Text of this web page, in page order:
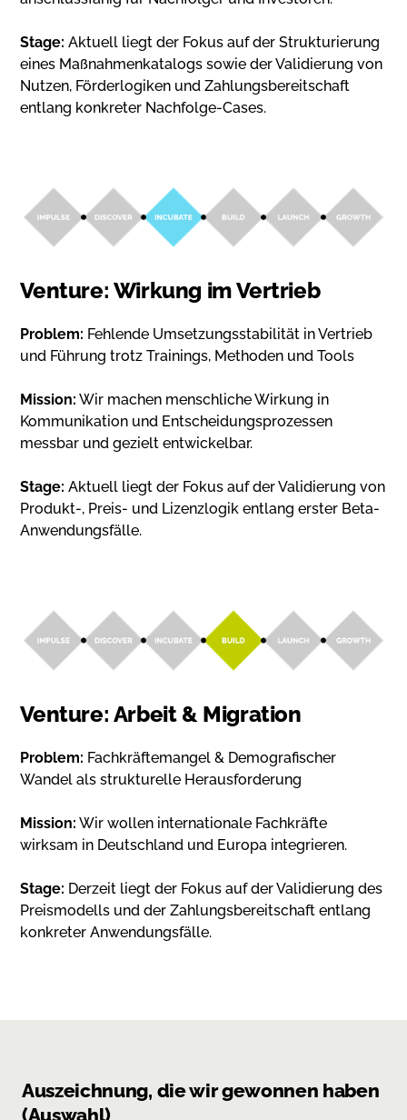
Stage:Aktuell liegt der Fokus auf der Strukturierung
eines Maßnahmenkatalogs sowie der Validierung von
Nutzen, Förderlogiken und Zahlungsbereitschaft
entlang konkreter Nachfolge-Cases.
Venture: Wirkung im Vertrieb
Problem: Fehlende Umsetzungsstabilität in Vertrieb
und Führung trotz Trainings, Methoden und Tools
Mission: Wir machen menschliche Wirkung in
Kommunikation und Entscheidungsprozessen
messbar und gezielt entwickelbar.
Stage:Aktuell liegt der Fokus auf der Validierung von
Produkt-, Preis- und Lizenzlogik entlang erster Beta-
Anwendungsfälle.
Venture: Arbeit & Migration
Problem: Fachkräftemangel & Demografischer
Wandel als strukturelle Herausforderung
Mission: Wir wollen internationale Fachkräfte
wirksam in Deutschland und Europa integrieren.
Stage: Derzeit liegt der Fokus auf der Validierung des
Preismodells und der Zahlungsbereitschaft entlang
konkreter Anwendungsfälle.
Auszeichnung, die wir gewonnen haben
(Auswahl)